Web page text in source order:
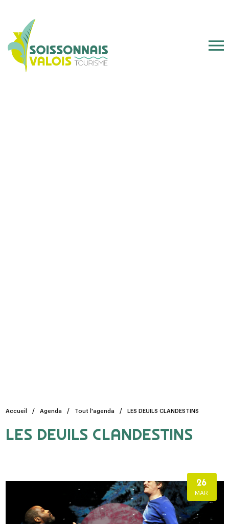
Accueil Agenda Tout l'agenda LES DEUILS CLANDESTINS
LES DEUILS CLANDESTINS
26
MAR